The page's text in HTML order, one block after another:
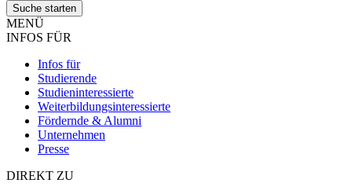
MENÜ
INFOS FÜR
Infos für
Studierende
Studieninteressierte
Weiterbildungsinteressierte
Fördernde & Alumni
Unternehmen
Presse
DIREKT ZU